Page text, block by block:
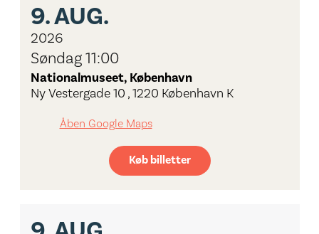
9.AUG.
2026
Søndag 11:00
Nationalmuseet, København
Ny Vestergade 10 , 1220 København K
Åben Google Maps
Køb billetter